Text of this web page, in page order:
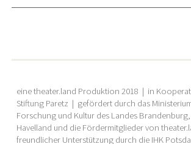
eine theater.land Produktion 2018 | in
Stiftung Paretz | gefördert durch das
Forschung und Kultur des Landes
Havelland und die Fördermitglieder von
freundlicher Unterstützung durch die IHK